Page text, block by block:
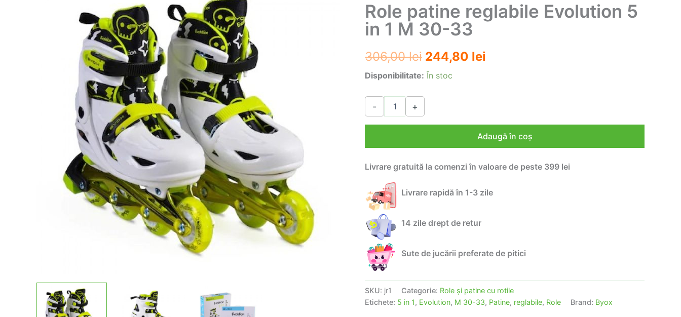
Role patine reglabile Evolution 5
in 1 M 30-33
306,00lei Prețul
inițial
306,00 lei.
244,80 lei
Disponibilitate: În stoc
-
Cantitate
1
30-
33
+
Adaugă în coș
Livrare gratuită la comenzi în valoare de peste 399 lei
Livrare rapidă în 1-3 zile
14 zile drept de retur
Sute de jucării preferate de pitici
SKU: jr1 Categorie: Role şi patine cu rotile
Etichete: 5 in 1, Evolution, M 30-33, Patine, reglabile, Role Brand: Byox